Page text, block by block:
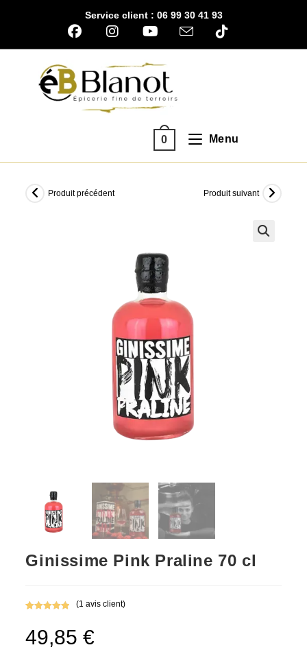
Service client : 06 99 30 41 93
0 Menu
Produit précédent Produit suivant
Ginissime Pink Praline 70 cl
sur 5
basé sur
(1 avis client)
49,85€